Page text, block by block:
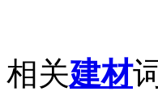
相关建材